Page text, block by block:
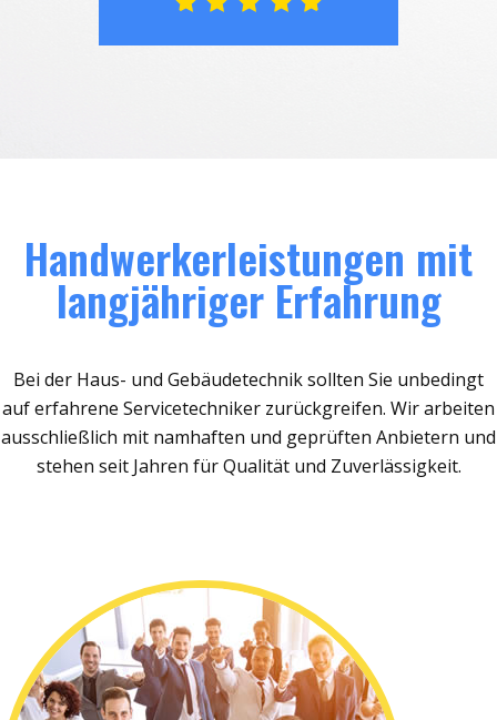
Handwerkerleistungen mit
langjähriger Erfahrung
Bei der Haus- und Gebäudetechnik sollten Sie unbedingt
auf erfahrene Servicetechniker zurückgreifen. Wir arbeiten
ausschließlich mit namhaften und geprüften Anbietern und
stehen seit Jahren für Qualität und Zuverlässigkeit.